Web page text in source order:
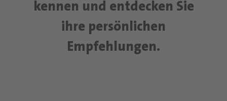
kennen und entdecken Sie
ihre persönlichen
Empfehlungen.